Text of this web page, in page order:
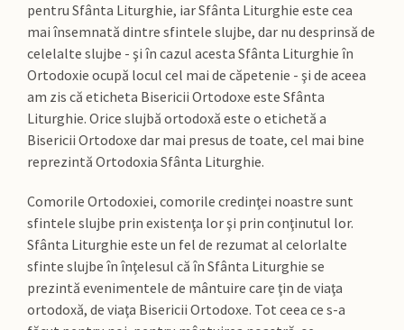
pentru Sfânta Liturghie, iar Sfânta Liturghie este cea
mai însemnată dintre sfintele slujbe, dar nu desprinsă de
celelalte slujbe - şi în cazul acesta Sfânta Liturghie în
Ortodoxie ocupă locul cel mai de căpetenie - şi de aceea
am zis că eticheta Bisericii Ortodoxe este Sfânta
Liturghie. Orice slujbă ortodoxă este o etichetă a
Bisericii Ortodoxe dar mai presus de toate, cel mai bine
reprezintă Ortodoxia Sfânta Liturghie.
Comorile Ortodoxiei, comorile credinţei noastre sunt
sfintele slujbe prin existenţa lor şi prin conţinutul lor.
Sfânta Liturghie este un fel de rezumat al celorlalte
sfinte slujbe în înţelesul că în Sfânta Liturghie se
prezintă evenimentele de mântuire care ţin de viaţa
ortodoxă, de viaţa Bisericii Ortodoxe. Tot ceea ce s-a